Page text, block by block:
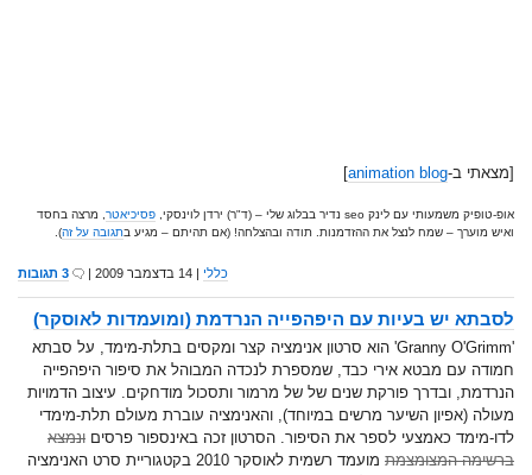
[מצאתי ב-animation blog
]
אופ-טופיק משמעותי עם לינק seo נדיר בבלוג שלי – (ד"ר) ירדן לוינסקי, פסיכיאטר , מרצה בחסד
ואיש מוערך – שמח לנצל את ההזדמנות. תודה ובהצלחה! (אם תהיתם – מגיע בתגובה על זה).
כללי | 14 בדצמבר 2009 | 3 תגובות
לסבתא יש בעיות עם היפהפייה הנרדמת (ומועמדות לאוסקר)
'Granny O'Grimm' הוא סרטון אנימציה קצר ומקסים בתלת-מימד, על סבתא
חמודה עם מבטא אירי כבד, שמספרת לנכדה המבוהל את סיפור היפהפייה
הנרדמת, ובדרך פורקת שנים של של מרמור ותסכול מודחקים. עיצוב הדמויות
מעולה (אפיון השיער מרשים במיוחד), והאנימציה עוברת מעולם תלת-מימדי
לדו-מימד כאמצעי לספר את הסיפור. הסרטון זכה באינספור פרסים ונמצא
ברשימה המצומצמת
מועמד רשמית לאוסקר 2010 בקטגוריית סרט האנימציה